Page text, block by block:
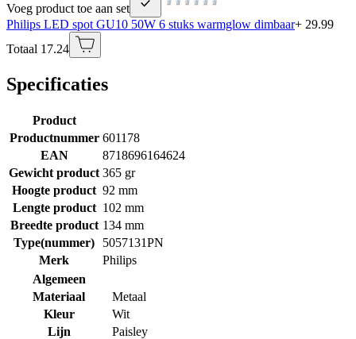
Voeg product toe aan set
Philips LED spot GU10 50W 6 stuks warmglow dimbaar+ 29.99
Totaal 17.24
Specificaties
Product
Productnummer 601178
EAN
8718696164624
Gewicht product 365 gr
Hoogte product 92 mm
Lengte product 102 mm
Breedte product 134 mm
Type(nummer)
5057131PN
Merk
Philips
Algemeen
Materiaal
Metaal
Kleur
Wit
Lijn
Paisley